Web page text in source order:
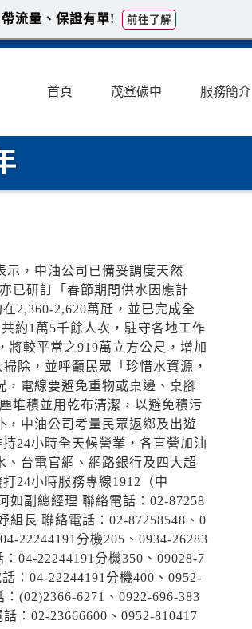
首頁 茂登碳中 服務簡介
示，中油公司已備妥調度天然
已研訂「春節期間供水因應計
2,360-2,620萬瓩，並已完成全
約1萬5千餘人次，駐守各地工作
將較平常之919萬立方公尺，增加
除，並呼籲民眾「珍惜水資源，
電線要避免重物或桌邊、桌腳
堆積並用乾布清潔，以避免積污
中油公司考量民眾返鄉及出遊
24小時全天候營業，各直營加油
台電官網、網路銀行及四大超
24小時服務專線1912（中
如副總經理 聯絡電話：02-87258
組長 聯絡電話：02-87258548、0
22244191分機205、0934-26283
04-22244191分機350、09028-7
：04-22244191分機400、0952-
(02)2366-6271、0922-696-383
：02-23666600、0952-810417
流量、保證有單! 前往了解